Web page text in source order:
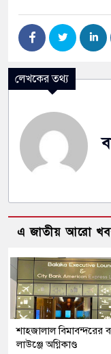
লেখকের তথ্য
এ জাতীয় আরো
শাহজালাল বিমাবন্দরের
লাউঞ্জে অগ্নিকাণ্ড